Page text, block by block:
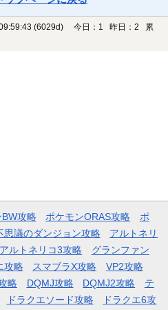
(6029d)
今日：1 昨日：2 累
攻略 ポケモンORAS攻略
ポ
思議のダンジョン攻略
アルトネリ
アルトネリコ3攻略
グランファン
攻略 スマブラX攻略
VP2攻略
略
DQMJ攻略 DQMJ2攻略
テ
ドラクエソード攻略 ドラクエ6攻